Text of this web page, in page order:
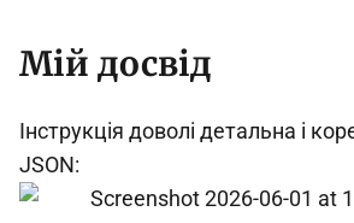
Мій досвід
Інструкція доволі детальна і
JSON: